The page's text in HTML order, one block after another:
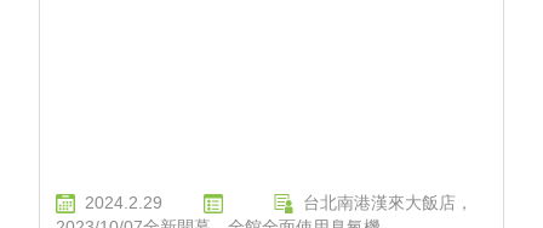
2024.2.29
台北南港漢來大飯店，